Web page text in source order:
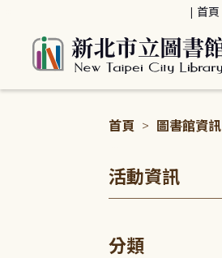
首頁
首頁 > 圖書館資訊
活動資訊
分類